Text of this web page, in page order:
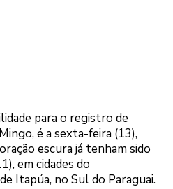
para o registro de
é a sexta-feira (13),
escura já tenham sido
em cidades do
Itapúa, no Sul do Paraguai.